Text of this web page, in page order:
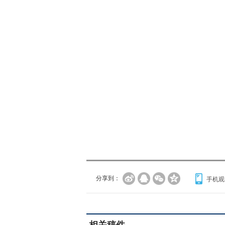
分享到： 手机